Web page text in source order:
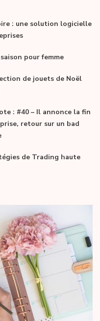
: une solution logicielle
pour femme
de jouets de Noël
: #40 – Il annonce la fin
retour sur un bad
de Trading haute